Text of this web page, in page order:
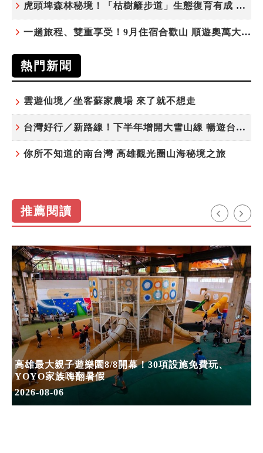
虎頭埤森林秘境！「枯樹籬步道」生態復育有成 走進大自然生命教室
一趟旅程、雙重享受！9月住宿合歡山 順遊奧萬大10元優惠入園
熱門新聞
雲遊仙境／坐客蘇家農場 來了就不想走
台灣好行／新路線！下半年增開大雪山線 暢遊台中更便利
你所不知道的南台灣 高雄觀光圈山海秘境之旅
推薦閱讀
高雄最大親子遊樂園8/8開幕！30項設施免費玩、
YOYO家族嗨翻暑假
2026-08-06